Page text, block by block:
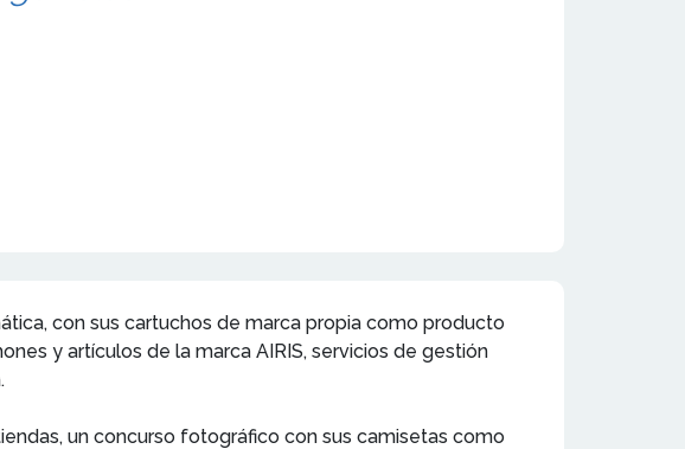
con sus cartuchos de marca propia como producto
y artículos de la marca AIRIS, servicios de gestión
un concurso fotográfico con sus camisetas como